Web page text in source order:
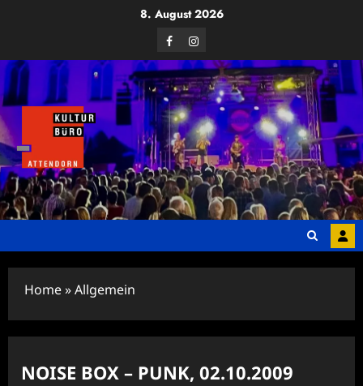
8. August 2026
FacebookInstagram
Home»Allgemein
NOISE BOX – PUNK, 02.10.2009